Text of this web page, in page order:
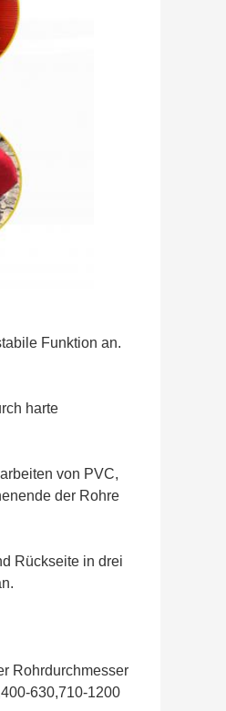
Funktion an.
harte
von PVC,
der Rohre
Rückseite in drei
Rohrdurchmesser
630,710-1200